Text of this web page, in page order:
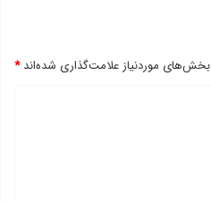
بخش‌های موردنیاز علامت‌گذاری شده‌اند*